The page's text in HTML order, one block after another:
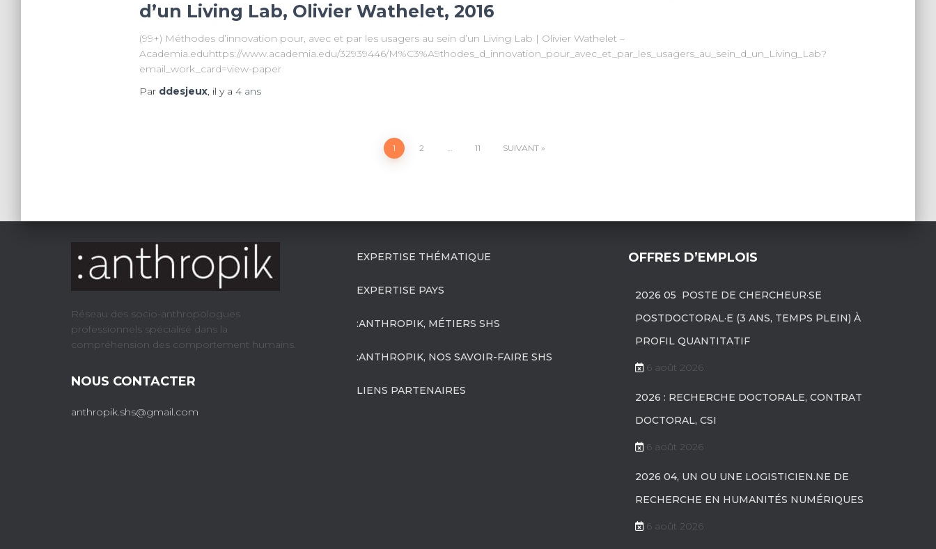
d’un Living Lab, Olivier Wathelet, 2016
(99+) Méthodes d’innovation pour, avec et par les usagers au sein d’un Living Lab | Olivier Wathelet –
Academia.eduhttps://www.academia.edu/32939446/M%C3%A9thodes_d_innovation_pour_avec_et_par_les_usagers_au_sein_d_un_Living_Lab?
email_work_card=view-paper
Par ddesjeux, il y a 4 ans
publications
1 2 … 11 SUIVANT
Réseau des socio-anthropologues
professionnels spécialisé dans la
compréhension des comportement humains.
NOUS CONTACTER
anthropik.shs@gmail.com
EXPERTISE THÉMATIQUE
EXPERTISE PAYS
:ANTHROPIK, MÉTIERS SHS
:ANTHROPIK, NOS SAVOIR-FAIRE SHS
LIENS PARTENAIRES
OFFRES D’EMPLOIS
2026 05 POSTE DE CHERCHEUR·SE
POSTDOCTORAL·E (3 ANS, TEMPS PLEIN) À
PROFIL QUANTITATIF
6 août 2026
2026 : RECHERCHE DOCTORALE, CONTRAT
DOCTORAL, CSI
6 août 2026
2026 04, UN OU UNE LOGISTICIEN.NE DE
RECHERCHE EN HUMANITÉS NUMÉRIQUES
6 août 2026